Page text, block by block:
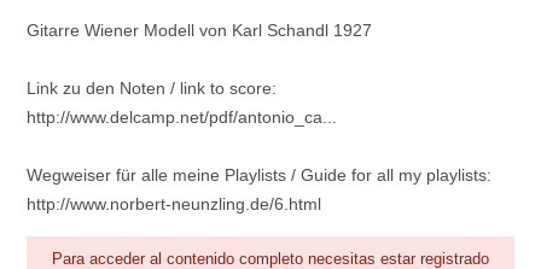
Gitarre Wiener Modell von Karl Schandl 1927
Link zu den Noten / link to score:
http://www.delcamp.net/pdf/antonio_ca...
Wegweiser für alle meine Playlists / Guide for all my playlists:
http://www.norbert-neunzling.de/6.html
Para acceder al contenido completo necesitas estar registrado